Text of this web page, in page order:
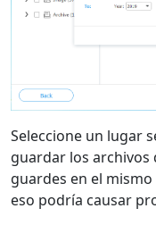
Seleccione un lugar
guardar los archivos
guardes en el
eso podría causar
English
日本